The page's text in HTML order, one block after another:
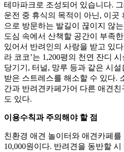
테마파크로 조성되어 있습니다.
운전 중 휴식의 목적이 아닌, 이곳
으로 방문하는 발길이 끊이지 않
도심 속에서 산책할 공간이 부족
있어서 반려인의 사랑을 받고 있
라 코코’는 1,200평의 천연 잔디
당기기, 터널, 망루 등과 같은 시
받은 스트레스를 해소할 수 있다.
간과 반려견카페가어 다른 애견
도 있다.
이용수칙과 주의해야 할 점
친환경 애견 놀이터와 애견카페
10,000원이다. 반려견을 동반할 시